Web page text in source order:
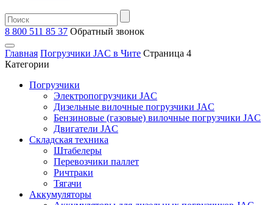
8 800 511 85 37 Oбратный звонок
Главная Погрузчики JAC в Чите Страница 4
Категории
Погрузчики
Электропогрузчики JAC
Дизельные вилочные погрузчики JAC
Бензиновые (газовые) вилочные погрузчики JAC
Двигатели JAC
Складская техника
Штабелеры
Перевозчики паллет
Ричтраки
Тягачи
Аккумуляторы